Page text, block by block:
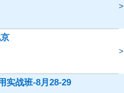
>
>
实战班-8月28-29